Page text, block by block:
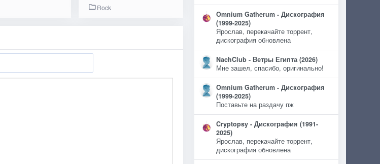
Rock
Omnium Gatherum - Дискография
(1999-2025)
Ярослав, перекачайте торрент,
дискография обновлена
NachClub - Ветры Египта (2026)
Мне зашел, спасибо, оригинально!
Omnium Gatherum - Дискография
(1999-2025)
Поставьте на раздачу пж
Cryptopsy - Дискография (1991-
2025)
Ярослав, перекачайте торрент,
дискография обновлена